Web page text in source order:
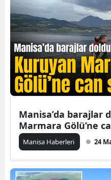
Manisa’da barajlar
Marmara Gölü’ne
Manisa Haberleri 24